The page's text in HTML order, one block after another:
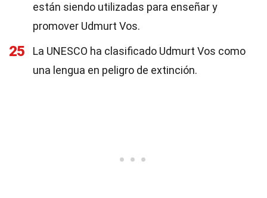
están siendo utilizadas para enseñar y
promover Udmurt Vos.
25
La UNESCO ha clasificado Udmurt Vos como
una lengua en peligro de extinción.